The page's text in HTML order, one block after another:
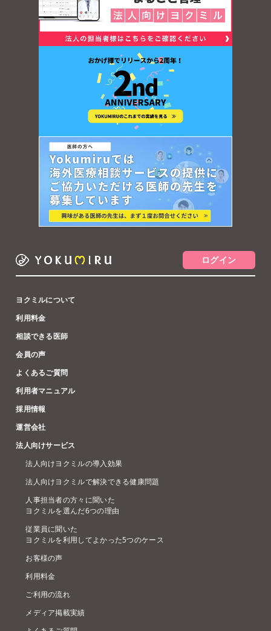
ログイン
ヨクミルについて
利用料金
相談できる医師
会員の声
よくあるご質問
利用者マニュアル
採用情報
運営会社
法人向けサービス
法人向けヨクミルの導入効果
法人向けヨクミルで解決できる健康問題
人事担当者の方々に聞いた
ヨクミルを選んだ6つの理由
従業員に聞いた
ヨクミルを利用してよかった5つのケース
お客様の声
利用料金
ご利用の流れ
メディア掲載実績